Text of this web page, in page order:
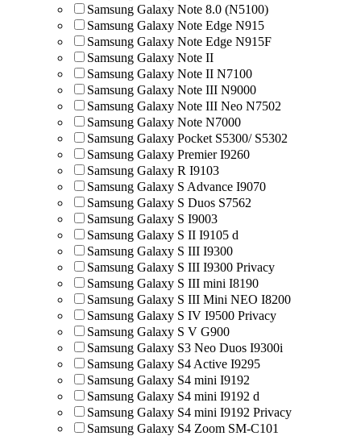
Samsung Galaxy Note 8.0 (N5100)
Samsung Galaxy Note Edge N915
Samsung Galaxy Note Edge N915F
Samsung Galaxy Note II
Samsung Galaxy Note II N7100
Samsung Galaxy Note III N9000
Samsung Galaxy Note III Neo N7502
Samsung Galaxy Note N7000
Samsung Galaxy Pocket S5300/ S5302
Samsung Galaxy Premier I9260
Samsung Galaxy R I9103
Samsung Galaxy S Advance I9070
Samsung Galaxy S Duos S7562
Samsung Galaxy S I9003
Samsung Galaxy S II I9105 d
Samsung Galaxy S III I9300
Samsung Galaxy S III I9300 Privacy
Samsung Galaxy S III mini I8190
Samsung Galaxy S III Mini NEO I8200
Samsung Galaxy S IV I9500 Privacy
Samsung Galaxy S V G900
Samsung Galaxy S3 Neo Duos I9300i
Samsung Galaxy S4 Active I9295
Samsung Galaxy S4 mini I9192
Samsung Galaxy S4 mini I9192 d
Samsung Galaxy S4 mini I9192 Privacy
Samsung Galaxy S4 Zoom SM-C101